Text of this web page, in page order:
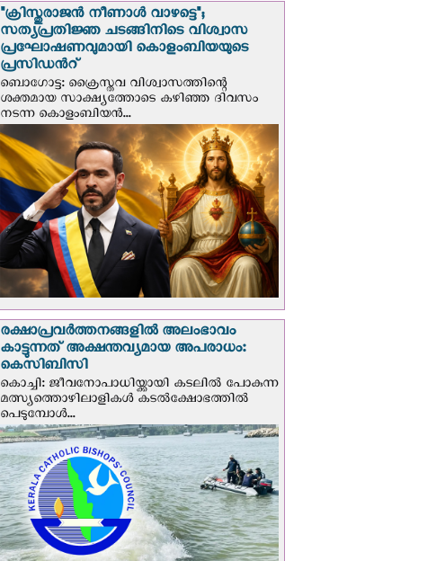
"ക്രിസ്തുരാജന്‍ നീണാള്‍ വാഴട്ടെ";
സത്യപ്രതിജ്ഞ ചടങ്ങിനിടെ വിശ്വാസ
പ്രഘോഷണവുമായി കൊളംബിയയുടെ
പ്രസിഡന്‍റ്
ബൊഗോട്ട: ക്രൈസ്തവ വിശ്വാസത്തിന്റെ
ശക്തമായ സാക്ഷ്യത്തോടെ കഴിഞ്ഞ ദിവസം
നടന്ന കൊളംബിയന്‍...
രക്ഷാപ്രവര്‍ത്തനങ്ങളില്‍ അലംഭാവം
കാട്ടുന്നത് അക്ഷന്തവ്യമായ അപരാധം:
കെസിബിസി
കൊച്ചി: ജീവനോപാധിയ്ക്കായി കടലില്‍ പോകുന്ന
മത്സ്യത്തൊഴിലാളികള്‍ കടല്‍ക്ഷോഭത്തില്‍
പെടുമ്പോള്‍...